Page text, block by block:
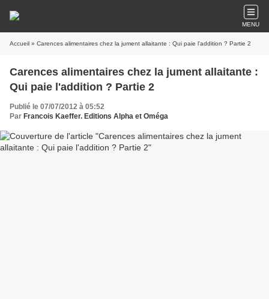
MENU
Accueil » Carences alimentaires chez la jument allaitante : Qui paie l'addition ? Partie 2
Carences alimentaires chez la jument allaitante :
Qui paie l'addition ? Partie 2
Publié le 07/07/2012 à 05:52
Par Francois Kaeffer. Editions Alpha et Oméga